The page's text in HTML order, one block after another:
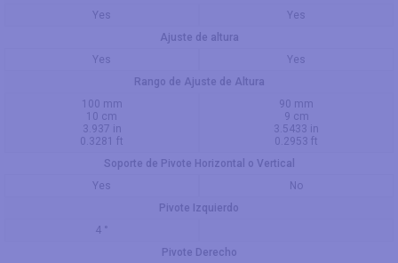
Yes
Yes
Ajuste de altura
Yes
Yes
Rango de Ajuste de Altura
100 mm
10 cm
3.937 in
0.3281 ft
90 mm
9 cm
3.5433 in
0.2953 ft
Soporte de Pivote Horizontal o Vertical
Yes
No
Pivote Izquierdo
4 °
Pivote Derecho